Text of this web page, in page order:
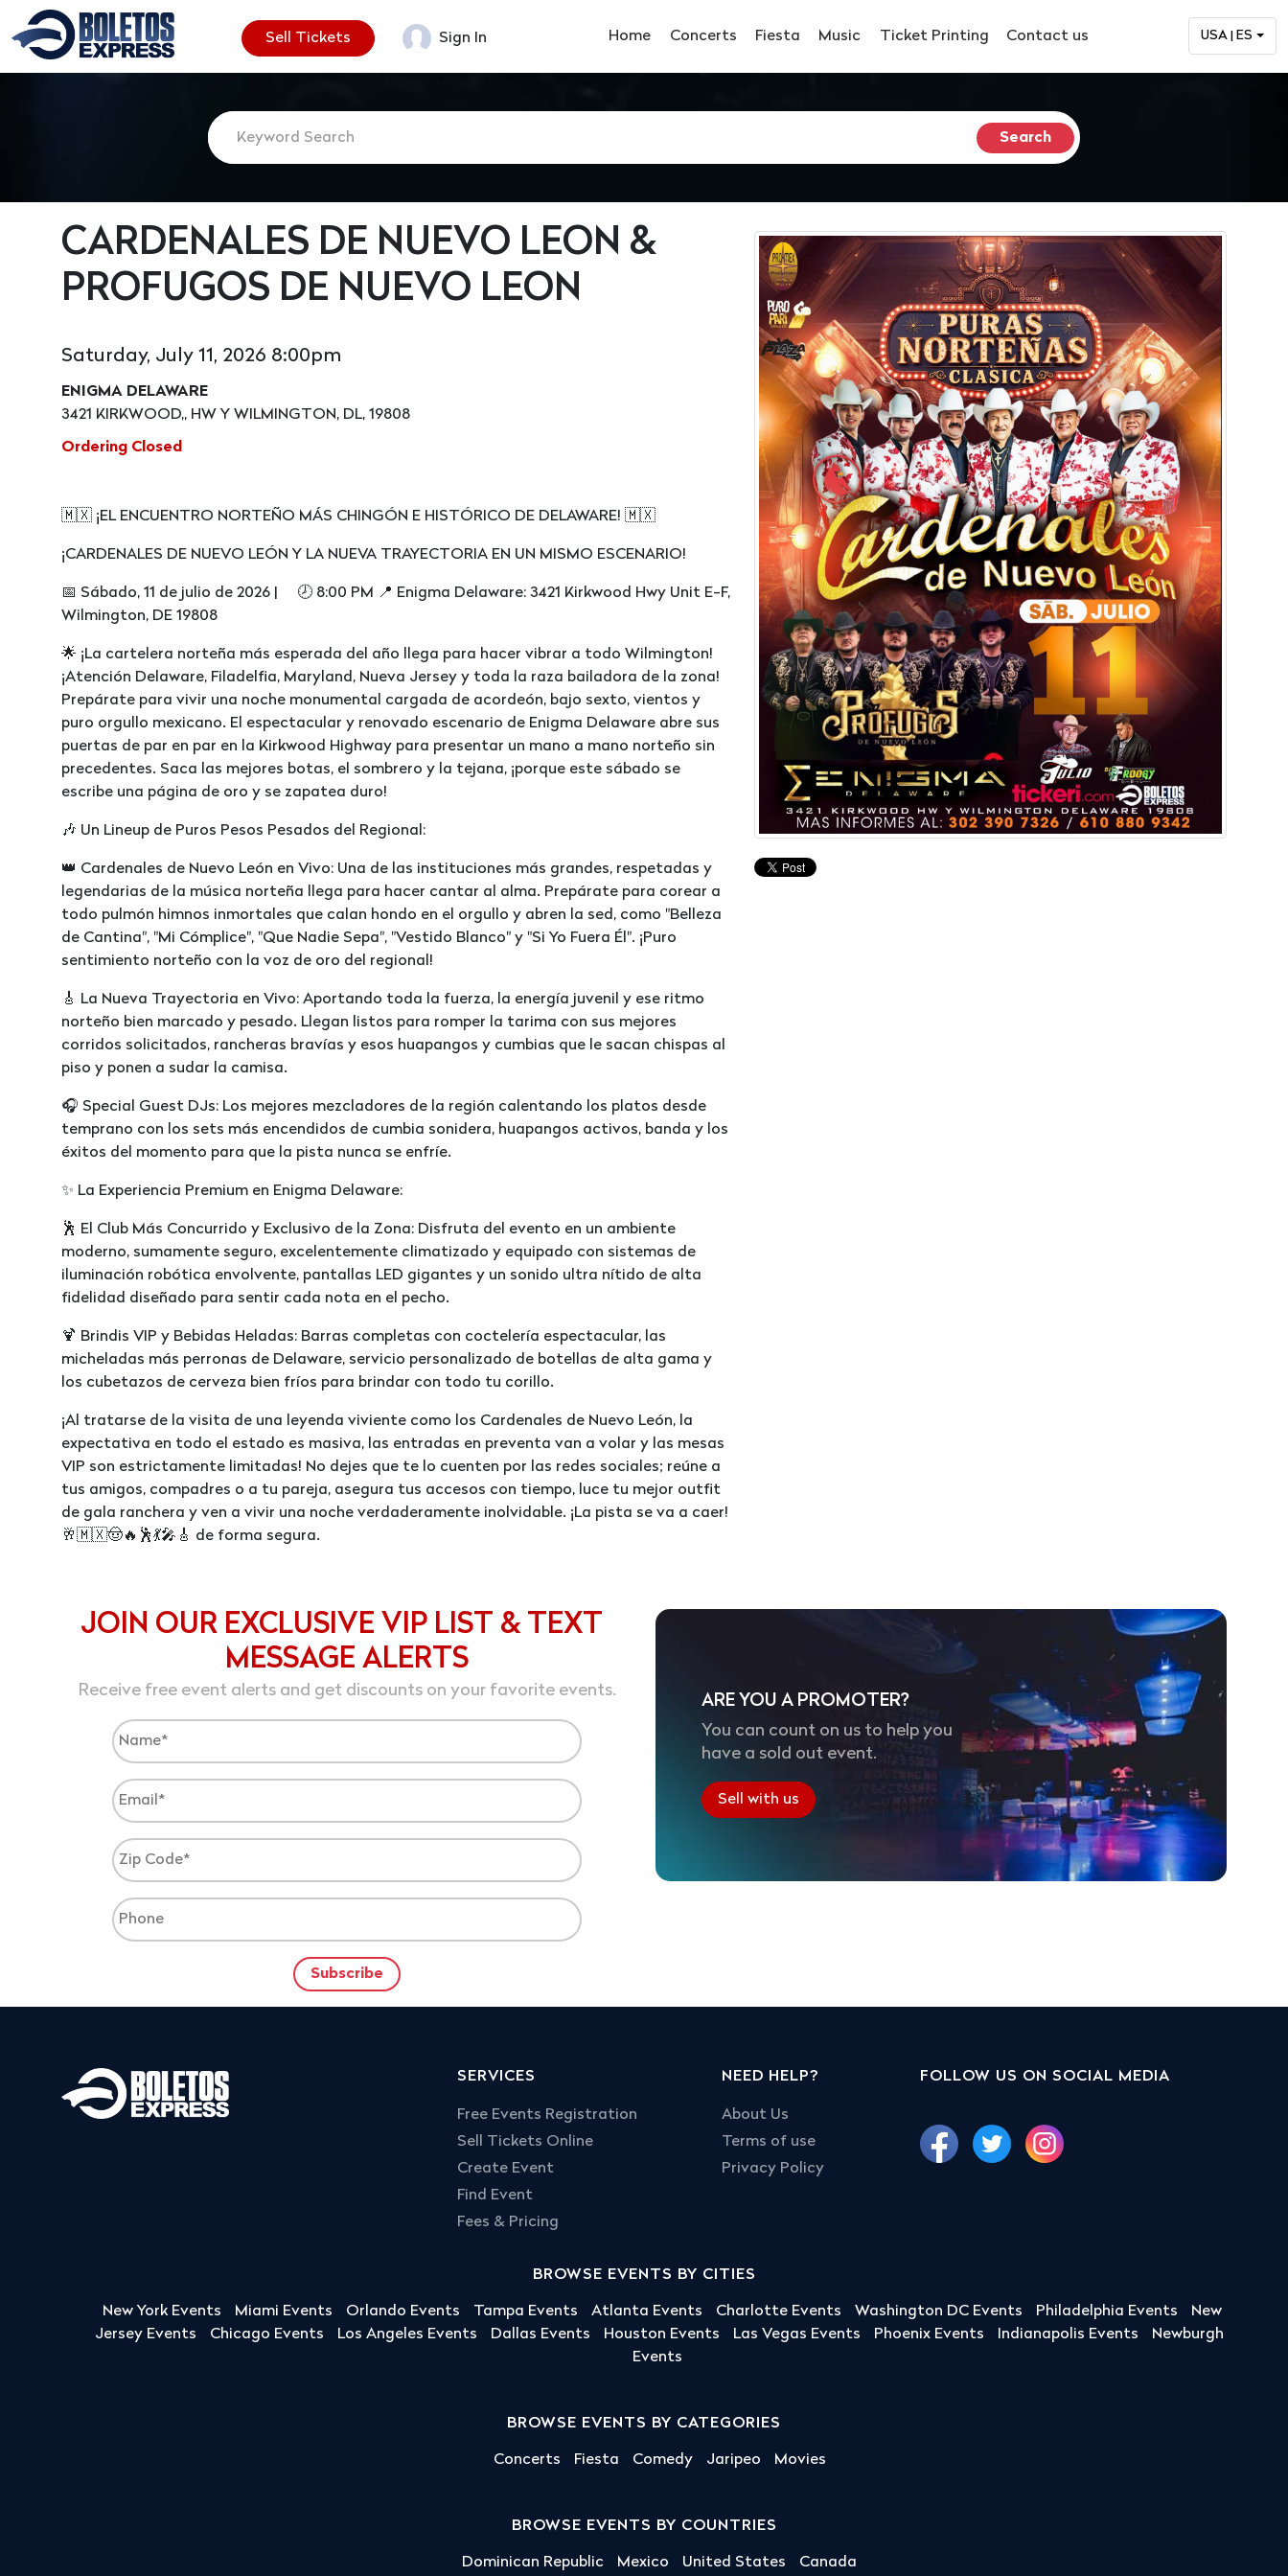
Sell Tickets Sign In Home Concerts Fiesta Music Ticket Printing Contact us USA | ES
CARDENALES DE NUEVO LEON &
PROFUGOS DE NUEVO LEON
Saturday, July 11, 2026 8:00pm
ENIGMA DELAWARE
3421 KIRKWOOD,, HW Y WILMINGTON, DL, 19808
Ordering Closed
🇲🇽 ¡EL ENCUENTRO NORTEÑO MÁS CHINGÓN E HISTÓRICO DE DELAWARE! 🇲🇽
¡CARDENALES DE NUEVO LEÓN Y LA NUEVA TRAYECTORIA EN UN MISMO ESCENARIO!
📅 Sábado, 11 de julio de 2026 | 🕗 8:00 PM 📍 Enigma Delaware: 3421 Kirkwood Hwy Unit E-F,
Wilmington, DE 19808
🌟 ¡La cartelera norteña más esperada del año llega para hacer vibrar a todo Wilmington!
¡Atención Delaware, Filadelfia, Maryland, Nueva Jersey y toda la raza bailadora de la zona!
Prepárate para vivir una noche monumental cargada de acordeón, bajo sexto, vientos y
puro orgullo mexicano. El espectacular y renovado escenario de Enigma Delaware abre sus
puertas de par en par en la Kirkwood Highway para presentar un mano a mano norteño sin
precedentes. Saca las mejores botas, el sombrero y la tejana, ¡porque este sábado se
escribe una página de oro y se zapatea duro!
🎶 Un Lineup de Puros Pesos Pesados del Regional:
👑 Cardenales de Nuevo León en Vivo: Una de las instituciones más grandes, respetadas y
legendarias de la música norteña llega para hacer cantar al alma. Prepárate para corear a
todo pulmón himnos inmortales que calan hondo en el orgullo y abren la sed, como "Belleza
de Cantina", "Mi Cómplice", "Que Nadie Sepa", "Vestido Blanco" y "Si Yo Fuera Él". ¡Puro
sentimiento norteño con la voz de oro del regional!
🎸 La Nueva Trayectoria en Vivo: Aportando toda la fuerza, la energía juvenil y ese ritmo
norteño bien marcado y pesado. Llegan listos para romper la tarima con sus mejores
corridos solicitados, rancheras bravías y esos huapangos y cumbias que le sacan chispas al
piso y ponen a sudar la camisa.
🎧 Special Guest DJs: Los mejores mezcladores de la región calentando los platos desde
temprano con los sets más encendidos de cumbia sonidera, huapangos activos, banda y los
éxitos del momento para que la pista nunca se enfríe.
✨ La Experiencia Premium en Enigma Delaware:
🕺 El Club Más Concurrido y Exclusivo de la Zona: Disfruta del evento en un ambiente
moderno, sumamente seguro, excelentemente climatizado y equipado con sistemas de
iluminación robótica envolvente, pantallas LED gigantes y un sonido ultra nítido de alta
fidelidad diseñado para sentir cada nota en el pecho.
🍹 Brindis VIP y Bebidas Heladas: Barras completas con coctelería espectacular, las
micheladas más perronas de Delaware, servicio personalizado de botellas de alta gama y
los cubetazos de cerveza bien fríos para brindar con todo tu corillo.
¡Al tratarse de la visita de una leyenda viviente como los Cardenales de Nuevo León, la
expectativa en todo el estado es masiva, las entradas en preventa van a volar y las mesas
VIP son estrictamente limitadas! No dejes que te lo cuenten por las redes sociales; reúne a
tus amigos, compadres o a tu pareja, asegura tus accesos con tiempo, luce tu mejor outfit
de gala ranchera y ven a vivir una noche verdaderamente inolvidable. ¡La pista se va a caer!
🥂🇲🇽🤠🔥🕺💃🎤🎸 de forma segura.
JOIN OUR EXCLUSIVE VIP LIST & TEXT
MESSAGE ALERTS
Receive free event alerts and get discounts on your favorite events.
ARE YOU A PROMOTER?
You can count on us to help you
have a sold out event.
Sell with us
SERVICES
Free Events Registration
Sell Tickets Online
Create Event
Find Event
Fees & Pricing
NEED HELP?
About Us
Terms of use
Privacy Policy
FOLLOW US ON SOCIAL MEDIA
BROWSE EVENTS BY CITIES
New York Events Miami Events Orlando Events Tampa Events Atlanta Events Charlotte Events Washington DC Events Philadelphia Events
New
Jersey Events
Chicago Events Los Angeles Events Dallas Events Houston Events Las Vegas Events Phoenix Events Indianapolis Events
Newburgh
Events
BROWSE EVENTS BY CATEGORIES
Concerts Fiesta Comedy Jaripeo Movies
BROWSE EVENTS BY COUNTRIES
Dominican Republic Mexico United States Canada